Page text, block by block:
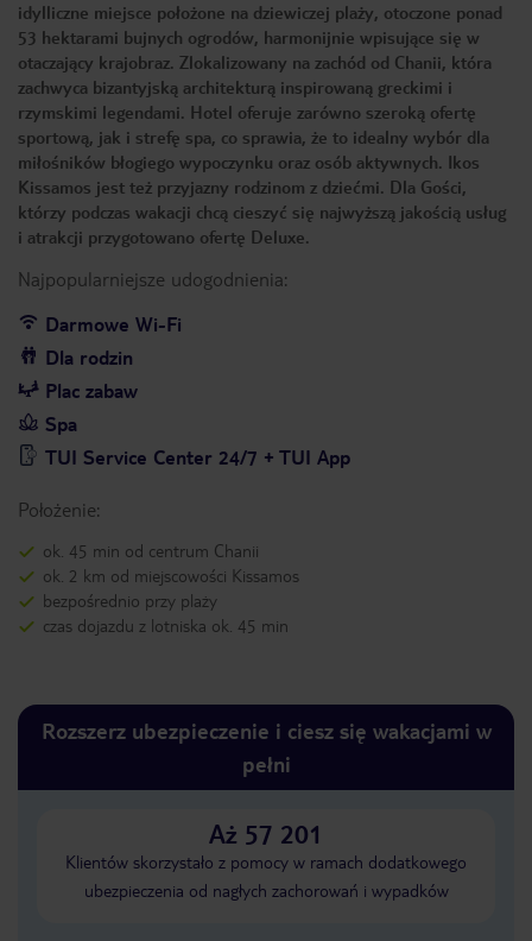
idylliczne miejsce położone na dziewiczej plaży, otoczone ponad
53 hektarami bujnych ogrodów, harmonijnie wpisujące się w
otaczający krajobraz. Zlokalizowany na zachód od Chanii, która
zachwyca bizantyjską architekturą inspirowaną greckimi i
rzymskimi legendami. Hotel oferuje zarówno szeroką ofertę
sportową, jak i strefę spa, co sprawia, że to idealny wybór dla
miłośników błogiego wypoczynku oraz osób aktywnych. Ikos
Kissamos jest też przyjazny rodzinom z dziećmi. Dla Gości,
którzy podczas wakacji chcą cieszyć się najwyższą jakością usług
i atrakcji przygotowano ofertę Deluxe.
Najpopularniejsze udogodnienia:
Darmowe Wi-Fi
Dla rodzin
Plac zabaw
Spa
TUI Service Center 24/7 + TUI App
Położenie:
ok. 45 min od centrum Chanii
ok. 2 km od miejscowości Kissamos
bezpośrednio przy plaży
czas dojazdu z lotniska ok. 45 min
Rozszerz ubezpieczenie i ciesz się wakacjami w
pełni
Aż 57 201
Klientów skorzystało z pomocy w ramach dodatkowego
ubezpieczenia od nagłych zachorowań i wypadków